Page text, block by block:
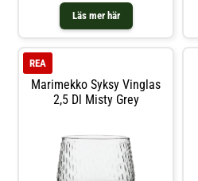
Läs mer här
Marimekko- Förenar Maija Isolas
Unikko-mönster med Sami
Ruotsalainens Oiva-formgivning.-
hög kvalitet.- Tål maskindisk, ugn,
mikrovågsugn och frys. Shoppa
Kaffekoppar och mer Muggar &
Koppar hos Royal Design.
Marimekko Syksy Vinglas
2,5 Dl Misty Grey
REA